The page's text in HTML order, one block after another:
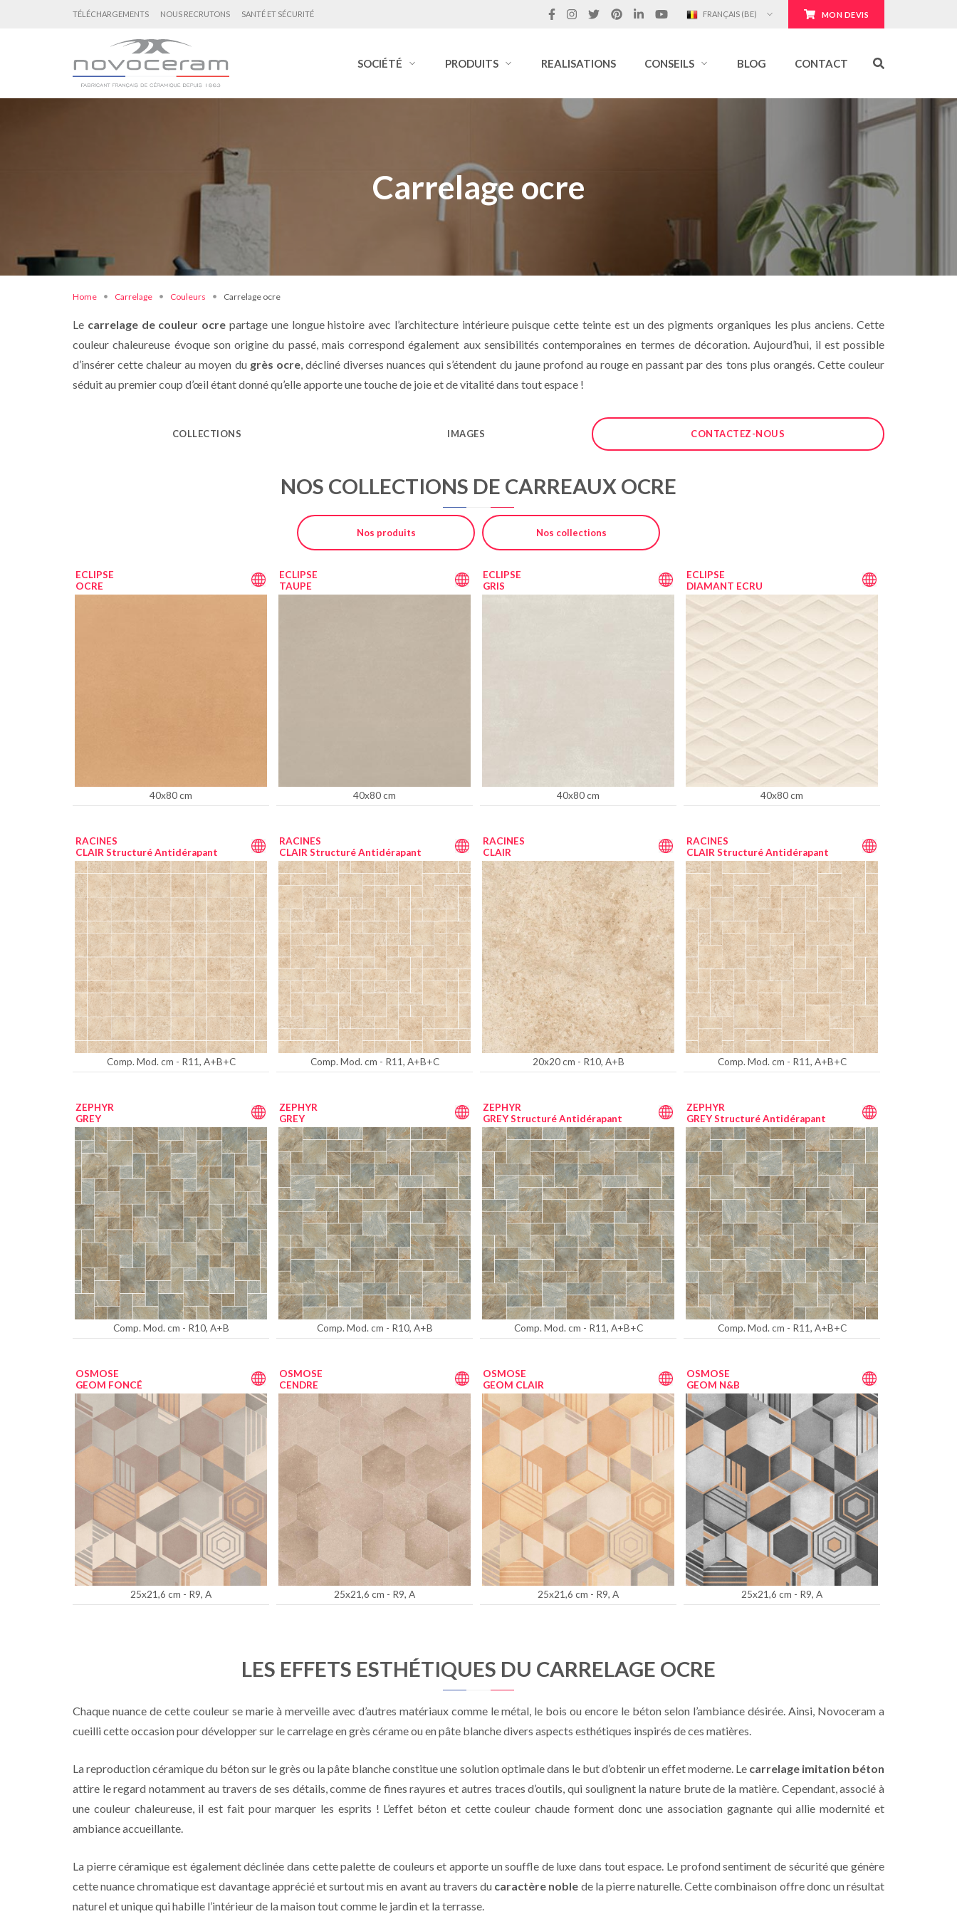
TÉLÉCHARGEMENTS NOUS RECRUTONS SANTÉ ET SÉCURITÉ FRANÇAIS (BE) MON DEVIS
SOCIÉTÉ PRODUITS REALISATIONS CONSEILS BLOG CONTACT
Carrelage ocre
Home Carrelage Couleurs Carrelage ocre
Le carrelage de couleur ocre partage une longue histoire avec l’architecture intérieure puisque cette teinte est un des pigments organiques les plus anciens. Cette
couleur chaleureuse évoque son origine du passé, mais correspond également aux sensibilités contemporaines en termes de décoration. Aujourd’hui, il est possible
d’insérer cette chaleur au moyen du grès ocre, décliné diverses nuances qui s’étendent du jaune profond au rouge en passant par des tons plus orangés. Cette couleur
séduit au premier coup d’œil étant donné qu’elle apporte une touche de joie et de vitalité dans tout espace !
COLLECTIONS IMAGES CONTACTEZ-NOUS
NOS COLLECTIONS DE CARREAUX OCRE
Nos produits Nos collections
ECLIPSE
OCRE
40x80 cm
ECLIPSE
TAUPE
40x80 cm
ECLIPSE
GRIS
40x80 cm
ECLIPSE
DIAMANT ECRU
40x80 cm
RACINES
CLAIR Structuré Antidérapant
Comp. Mod. cm - R11, A+B+C
RACINES
CLAIR Structuré Antidérapant
Comp. Mod. cm - R11, A+B+C
RACINES
CLAIR
20x20 cm - R10, A+B
RACINES
CLAIR Structuré Antidérapant
Comp. Mod. cm - R11, A+B+C
ZEPHYR
GREY
Comp. Mod. cm - R10, A+B
ZEPHYR
GREY
Comp. Mod. cm - R10, A+B
ZEPHYR
GREY Structuré Antidérapant
Comp. Mod. cm - R11, A+B+C
ZEPHYR
GREY Structuré Antidérapant
Comp. Mod. cm - R11, A+B+C
OSMOSE
GEOM FONCÉ
25x21,6 cm - R9, A
OSMOSE
CENDRE
25x21,6 cm - R9, A
OSMOSE
GEOM CLAIR
25x21,6 cm - R9, A
OSMOSE
GEOM N&B
25x21,6 cm - R9, A
LES EFFETS ESTHÉTIQUES DU CARRELAGE OCRE
Chaque nuance de cette couleur se marie à merveille avec d’autres matériaux comme le métal, le bois ou encore le béton selon l’ambiance désirée. Ainsi, Novoceram a
cueilli cette occasion pour développer sur le carrelage en grès cérame ou en pâte blanche divers aspects esthétiques inspirés de ces matières.
La reproduction céramique du béton sur le grès ou la pâte blanche constitue une solution optimale dans le but d’obtenir un effet moderne. Le carrelage imitation béton
attire le regard notamment au travers de ses détails, comme de fines rayures et autres traces d’outils, qui soulignent la nature brute de la matière. Cependant, associé à
une couleur chaleureuse, il est fait pour marquer les esprits ! L’effet béton et cette couleur chaude forment donc une association gagnante qui allie modernité et
ambiance accueillante.
La pierre céramique est également déclinée dans cette palette de couleurs et apporte un souffle de luxe dans tout espace. Le profond sentiment de sécurité que génère
cette nuance chromatique est davantage apprécié et surtout mis en avant au travers du caractère noble de la pierre naturelle. Cette combinaison offre donc un résultat
naturel et unique qui habille l’intérieur de la maison tout comme le jardin et la terrasse.